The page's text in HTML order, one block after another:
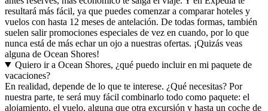
resultará más fácil, ya que puedes comenzar a comparar hoteles y
vuelos con hasta 12 meses de antelación. De todas formas, también
suelen salir promociones especiales de vez en cuando, por lo que
nunca está de más echar un ojo a nuestras ofertas. ¡Quizás veas
alguna de Ocean Shores!
Quiero ir a Ocean Shores, ¿qué puedo incluir en mi paquete de
vacaciones?
En realidad, depende de lo que te interese. ¿Qué necesitas? Por
nuestra parte, te será muy fácil combinarlo todo como paquete: el
alojamiento, el vuelo, alguna que otra excursión y hasta un coche de